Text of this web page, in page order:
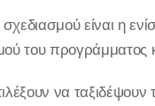
είναι η
του προγράμματος
να